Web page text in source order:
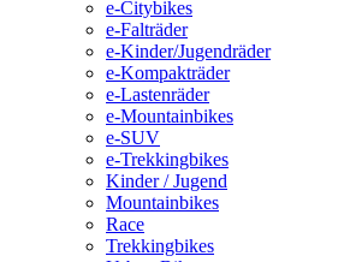
e-Citybikes
e-Falträder
e-Kinder/Jugendräder
e-Kompakträder
e-Lastenräder
e-Mountainbikes
e-SUV
e-Trekkingbikes
Kinder / Jugend
Mountainbikes
Race
Trekkingbikes